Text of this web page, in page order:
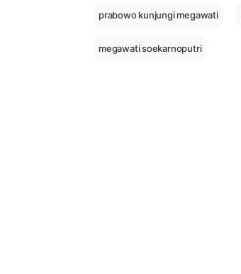
prabowo kunjungi megawati
megawati soekarnoputri